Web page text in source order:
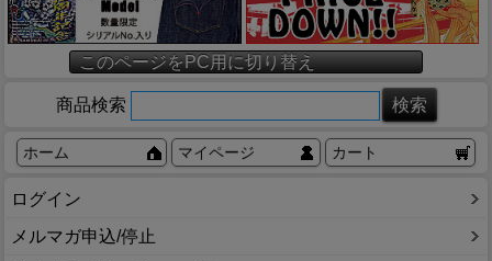
このページをPC用に切り替え
商品検索
ホーム マイページ カート
ログイン
メルマガ申込/停止